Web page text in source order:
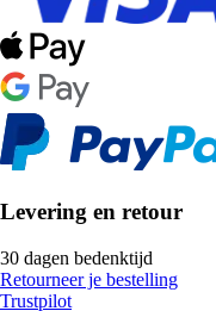
Levering en retour
30 dagen bedenktijd
Retourneer je bestelling
Trustpilot